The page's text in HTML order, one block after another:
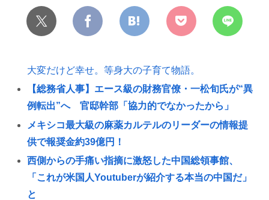
大変だけど幸せ。等身大の子育て物語。
【総務省人事】エース級の財務官僚・一松旬氏が“異
例転出”へ 官邸幹部「協力的でなかったから」
メキシコ最大級の麻薬カルテルのリーダーの情報提
供で報奨金約39億円！
西側からの手痛い指摘に激怒した中国総領事館、
「これが米国人Youtuberが紹介する本当の中国だ」
と